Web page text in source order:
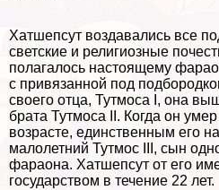
Хатшепсут воздавались все
светские и религиозные
полагалось настоящему
с привязанной под
своего отца, Тутмоса I, она
брата Тутмоса II. Когда он
возрасте, единственным его
малолетний Тутмос III, сын
фараона. Хатшепсут от его
государством в течение 22 лет.